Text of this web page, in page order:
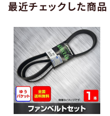
最近チェックした商品